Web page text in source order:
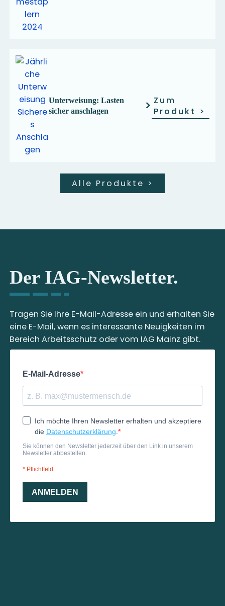
Unterweisung: Lasten
sicher anschlagen
> Zum
Produkt >
Alle Produkte >
Der IAG-Newsletter.
Tragen Sie Ihre E-Mail-Adresse ein und erhalten Sie
eine E-Mail, wenn es interessante Neuigkeiten im
Bereich Arbeitsschutz oder vom IAG Mainz gibt.